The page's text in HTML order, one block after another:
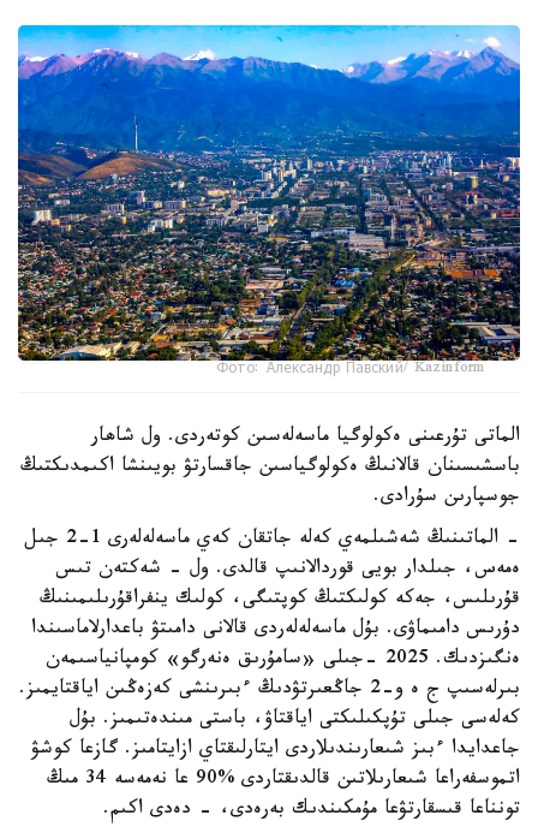
Фото: Александр Павский/ Kazinform
الماتى تۇرعىنى ەكولوگيا ماسەلەسىن كوتەردى. ول شاھار
باسشىسىنان قالانىڭ ەكولوگياسىن جاقسارتۋ بويىنشا اكىمدىكتىڭ
جوسپارىن سۇرادى.
- الماتىنىڭ شەشىلمەي كەلە جاتقان كەي ماسەلەلەرى 1-2 جىل
ەمەس، جىلدار بويى قوردالانىپ قالدى. ول - شەكتەن تىس
قۇرىلىس، جەكە كولىكتىڭ كوپتىگى، كولىك ينفراقۇرىلىمىنىڭ
دۇرىس دامىماۋى. بۇل ماسەلەلەردى قالانى دامىتۋ باعدارلاماسىندا
ەنگىزدىك. 2025 -جىلى «سامۇرىق ەنەرگو» كومپانياسىمەن
بىرلەسىپ ج ە و-2 جاڭعىرتۋدىڭ ءبىرىنشى كەزەڭىن اياقتايمىز.
كەلەسى جىلى تۇپكىلىكتى اياقتاۋ، باستى مىندەتىمىز. بۇل
جاعدايدا ءبىز شىعارىندىلاردى ايتارلىقتاي ازايتامىز. گازعا كوشۋ
اتموسفەراعا شىعارىلاتىن قالدىقتاردى %90 عا نەمەسە 34 مىڭ
تونناعا قىسقارتۋعا مۇمكىندىك بەرەدى، - دەدى اكىم.